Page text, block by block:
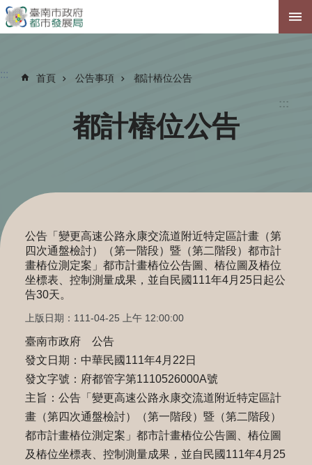
跳到主要內容區塊
:::
::: 首頁 公告事項 都計樁位公告
都計樁位公告
公告「變更高速公路永康交流道附近特定區計畫（第
四次通盤檢討）（第一階段）暨（第二階段）都市計
畫樁位測定案」都市計畫樁位公告圖、樁位圖及樁位
坐標表、控制測量成果，並自民國111年4月25日起公
告30天。
上版日期：111-04-25 上午 12:00:00
臺南市政府 公告
發文日期：中華民國111年4月22日
發文字號：府都管字第1110526000A號
主旨：公告「變更高速公路永康交流道附近特定區計
畫（第四次通盤檢討）（第一階段）暨（第二階段）
都市計畫樁位測定案」都市計畫樁位公告圖、樁位圖
及樁位坐標表、控制測量成果，並自民國111年4月25